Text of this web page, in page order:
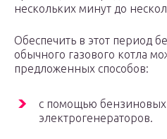
нескольких минут до
Обеспечить в этот период
обычного газового котла
предложенных способов:
с помощью
электрогенераторов.